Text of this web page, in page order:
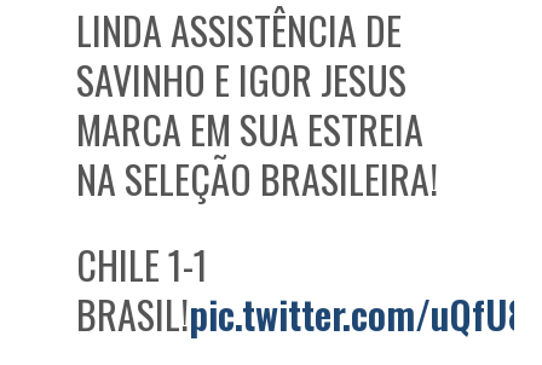
LINDA ASSISTÊNCIA DE
SAVINHO E IGOR JESUS
MARCA EM SUA ESTREIA
NA SELEÇÃO BRASILEIRA!
CHILE 1-1
BRASIL!pic.twitter.com/